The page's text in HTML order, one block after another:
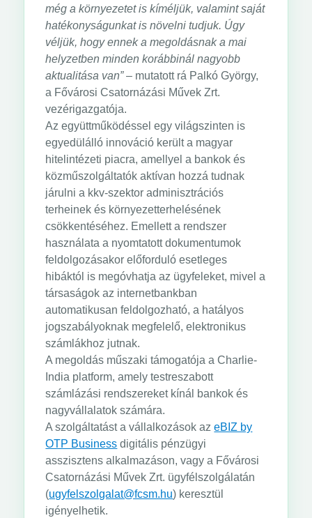
még a környezetet is kíméljük, valamint saját
hatékonyságunkat is növelni tudjuk. Úgy
véljük, hogy ennek a megoldásnak a mai
helyzetben minden korábbinál nagyobb
aktualitása van”– mutatott rá Palkó György,
a Fővárosi Csatornázási Művek Zrt.
vezérigazgatója.
Az együttműködéssel egy világszinten is
egyedülálló innováció került a magyar
hitelintézeti piacra, amellyel a bankok és
közműszolgáltatók aktívan hozzá tudnak
járulni a kkv-szektor adminisztrációs
terheinek és környezetterhelésének
csökkentéséhez. Emellett a rendszer
használata a nyomtatott dokumentumok
feldolgozásakor előforduló esetleges
hibáktól is megóvhatja az ügyfeleket, mivel a
társaságok az internetbankban
automatikusan feldolgozható, a hatályos
jogszabályoknak megfelelő, elektronikus
számlákhoz jutnak.
A megoldás műszaki támogatója a Charlie-
India platform, amely testreszabott
számlázási rendszereket kínál bankok és
nagyvállalatok számára.
A szolgáltatást a vállalkozások azeBIZ by
OTP Business digitális pénzügyi
asszisztens alkalmazáson, vagy a Fővárosi
Csatornázási Művek Zrt. ügyfélszolgálatán
(ugyfelszolgalat@fcsm.hu) keresztül
igényelhetik.